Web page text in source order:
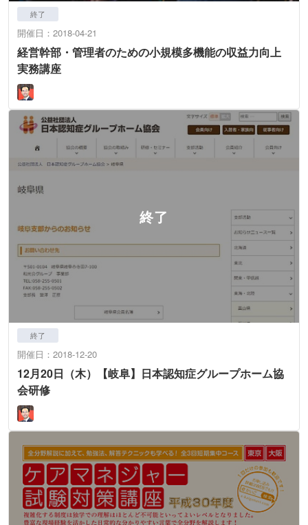
終了
開催日：2018-04-21
経営幹部・管理者のための小規模多機能の収益力向上
実務講座
終了
開催日：2018-12-20
12月20日（木）【岐阜】日本認知症グループホーム協
会研修